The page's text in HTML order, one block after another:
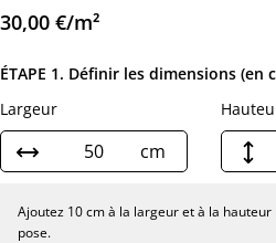
30,00 €/m²
ÉTAPE 1. Définir les dimensions (en
Largeur
cm
Ajoutez 10 cm à la largeur et à la
pose.